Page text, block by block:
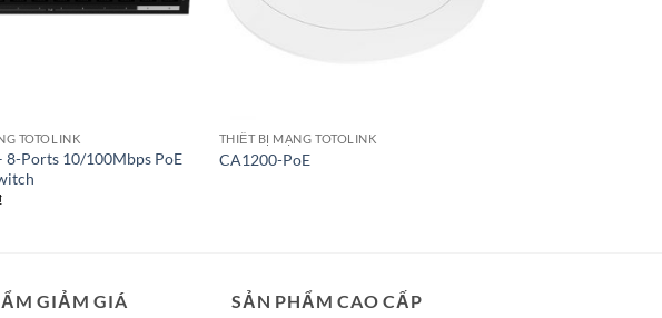
TOTOLINK
8-Ports 10/100Mbps PoE
THIẾT BỊ MẠNG TOTOLINK
CA1200-PoE
GIẢM GIÁ SẢN PHẨM CAO CẤP